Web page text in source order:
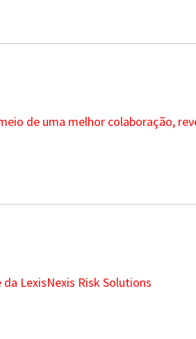
de uma melhor colaboração,
LexisNexis Risk Solutions